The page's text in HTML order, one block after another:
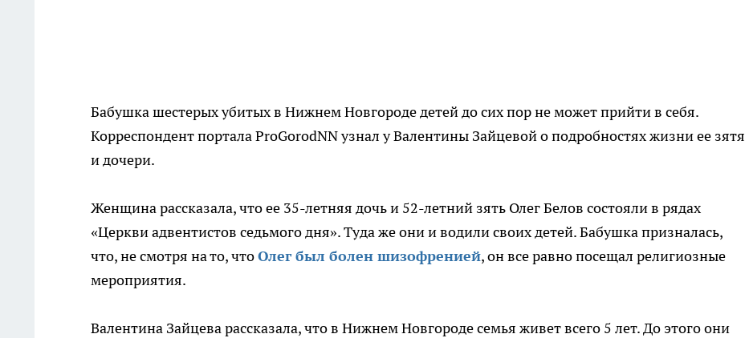
Бабушка шестерых убитых в Нижнем Новгороде детей до сих пор не может прийти в себя.
Корреспондент портала ProGorodNN узнал у Валентины Зайцевой о подробностях жизни ее зятя
и дочери.
Женщина рассказала, что ее 35-летняя дочь и 52-летний зять Олег Белов состояли в рядах
«Церкви адвентистов седьмого дня». Туда же они и водили своих детей. Бабушка призналась,
что, не смотря на то, чтоОлег был болен шизофренией, он все равно посещал религиозные
мероприятия.
Валентина Зайцева рассказала, что в Нижнем Новгороде семья живет всего 5 лет. До этого они